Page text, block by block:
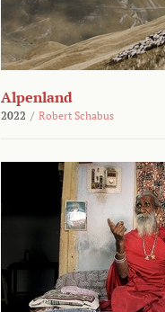
Alpenland
2022 / Robert Schabus